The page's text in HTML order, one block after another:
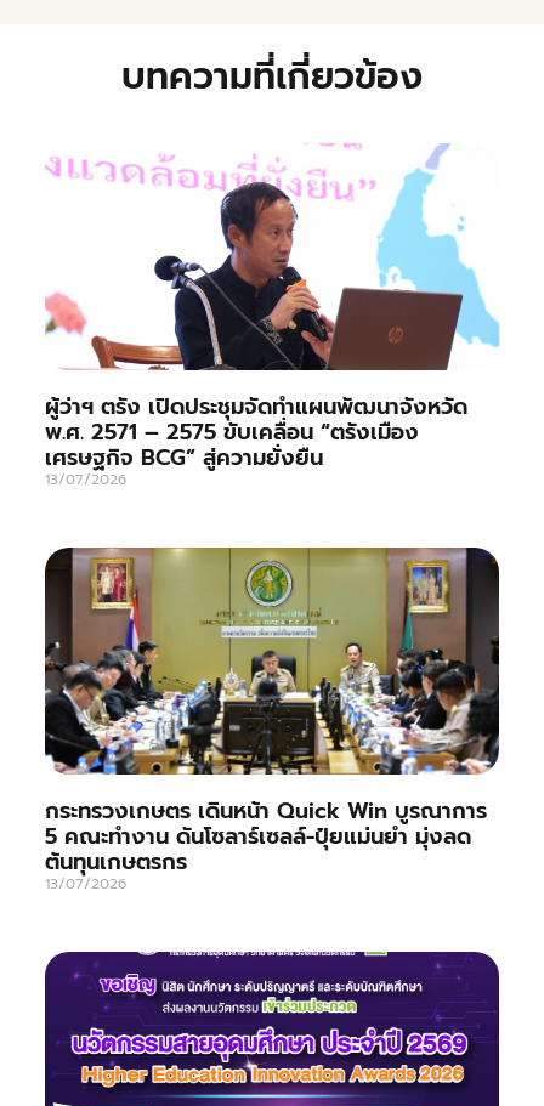
บทความที่เกี่ยวข้อง
ผู้ว่าฯ ตรัง เปิดประชุมจัดทำแผนพัฒนาจังหวัด
พ.ศ. 2571 – 2575 ขับเคลื่อน “ตรังเมือง
เศรษฐกิจ BCG” สู่ความยั่งยืน
13/07/2026
กระทรวงเกษตร เดินหน้า Quick Win บูรณาการ
5 คณะทำงาน ดันโซลาร์เซลล์-ปุ๋ยแม่นยำ มุ่งลด
ต้นทุนเกษตรกร
13/07/2026